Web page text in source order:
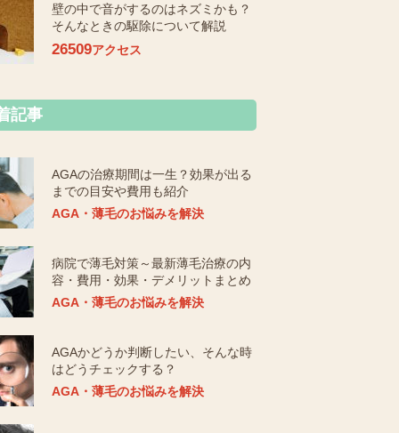
壁の中で音がするのはネズミかも？
そんなときの駆除について解説
26509アクセス
記事
AGAの治療期間は一生？効果が出る
までの目安や費用も紹介
AGA・薄毛のお悩みを解決
病院で薄毛対策～最新薄毛治療の内
容・費用・効果・デメリットまとめ
AGA・薄毛のお悩みを解決
AGAかどうか判断したい、そんな時
はどうチェックする？
AGA・薄毛のお悩みを解決